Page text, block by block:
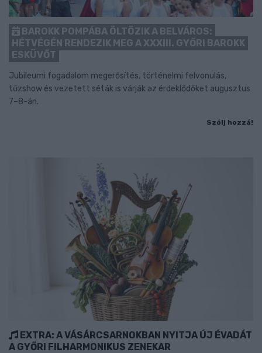
BAROKK POMPÁBA ÖLTÖZIK A BELVÁROS:
HÉTVÉGÉN RENDEZIK MEG A XXXIII. GYŐRI BAROKK
ESKÜVŐT
Jubileumi fogadalom megerősítés, történelmi felvonulás,
tűzshow és vezetett séták is várják az érdeklődőket augusztus
7–8-án.
Szólj hozzá!
EXTRA: A VÁSÁRCSARNOKBAN NYITJA ÚJ ÉVADÁT
A GYŐRI FILHARMONIKUS ZENEKAR